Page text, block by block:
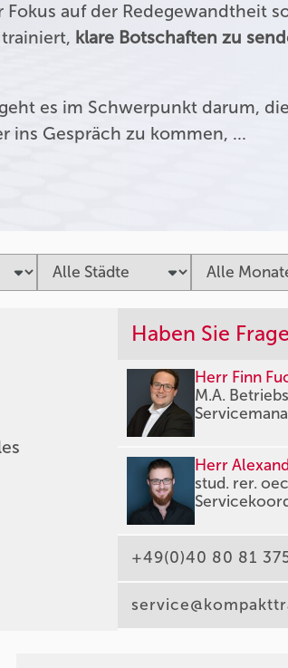
auf der Redegewandtheit
klare Botschaften zu
es im Schwerpunkt darum,
ins Gespräch zu kommen, …
Haben Sie
Herr Finn
M.A.
Herr
stud. rer.
+49(0)40 80 81